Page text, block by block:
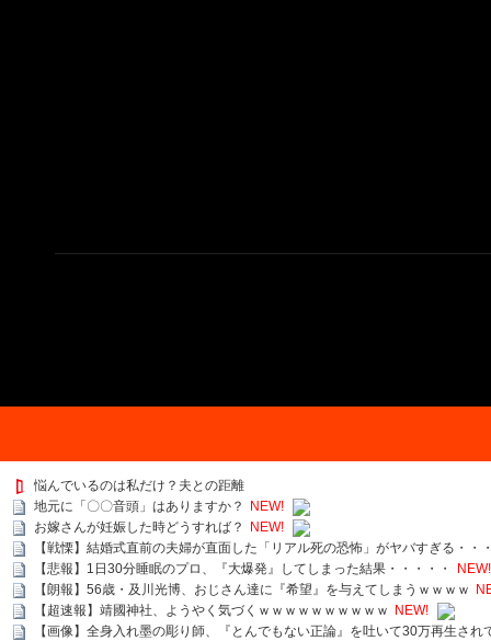
悩んでいるのは私だけ？夫との距離
地元に「〇〇音頭」はありますか？
NEW!
お嫁さんが妊娠した時どうすれば？
NEW!
【戦慄】結婚式直前の夫婦が直面した「リアル死の恐怖」がヤバすぎる・・
【悲報】1日30分睡眠のプロ、『大爆発』してしまった結果・・・・・
NEW!
【朗報】56歳・及川光博、おじさん達に『希望』を与えてしまうｗｗｗｗ
【超速報】靖國神社、ようやく気づくｗｗｗｗｗｗｗｗｗｗ
NEW!
【画像】全身入れ墨の彫り師、『とんでもない正論』を吐いて30万再生され